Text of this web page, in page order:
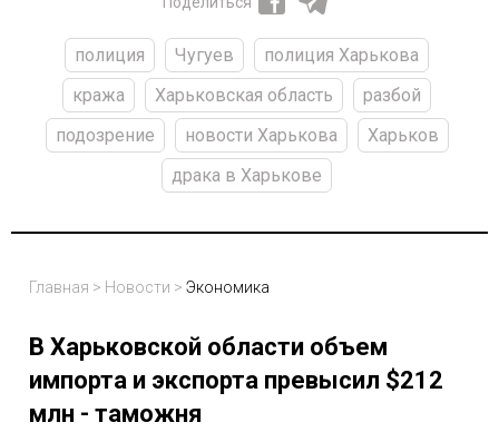
полиция Чугуев
полиция Харькова
кража
Харьковская область
разбой
подозрение
новости Харькова
Харьков
драка в Харькове
Главная > Новости > Экономика
В Харьковской области объем
импорта и экспорта превысил $212
млн - таможня